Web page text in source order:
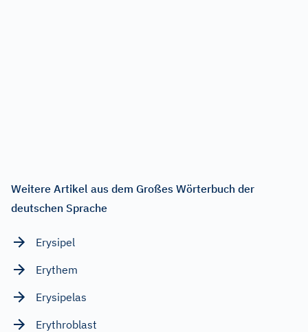
Weitere Artikel aus dem Großes Wörterbuch der
deutschen Sprache
Erysipel
Erythem
Erysipelas
Erythroblast